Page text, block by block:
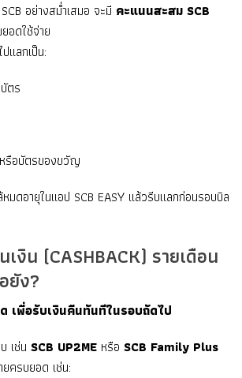
อย่างสม่ำเสมอ จะมี คะแนนสะสม SCB
อดใช้จ่าย
แลกเป็น:
ตร
รือบัตรของขวัญ
หมดอายุในแอป SCB EASY แล้วรีบแลกก่อนรอบบิล
งิน (CASHBACK) รายเดือน
ยัง?
เพื่อรับเงินคืนทันทีในรอบถัดไป
เช่น SCB UP2ME หรือ SCB Family Plus
ยครบยอด เช่น: